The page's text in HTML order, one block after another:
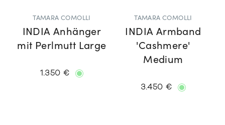
TAMARA COMOLLI
INDIA Anhänger
mit Perlmutt Large
1.350 €
TAMARA COMOLLI
INDIA Armband
'Cashmere'
Medium
3.450 €